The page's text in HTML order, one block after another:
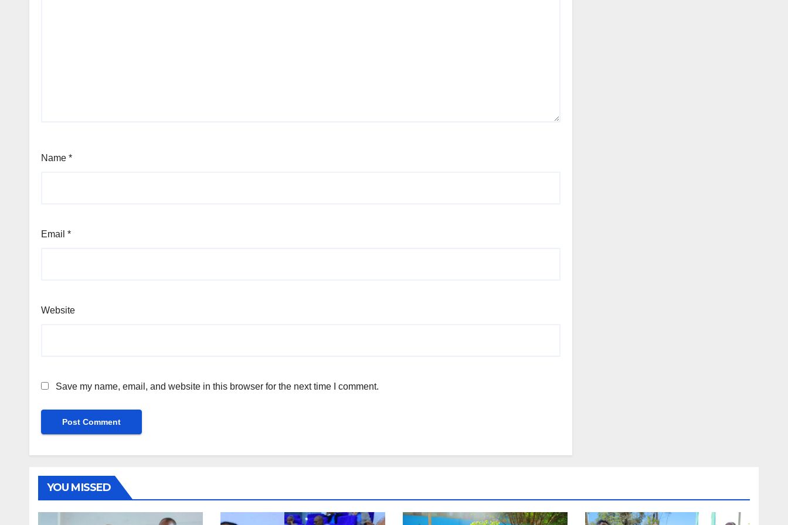
Name *
Email *
Website
Save my name, email, and website in this browser for the next time I comment.
YOU MISSED